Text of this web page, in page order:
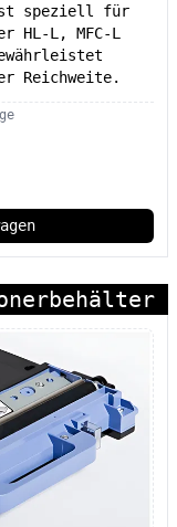
speziell für
HL-L, MFC-L
Reichweite.